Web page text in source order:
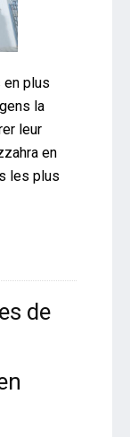
plus
la
leur
en
les plus
de